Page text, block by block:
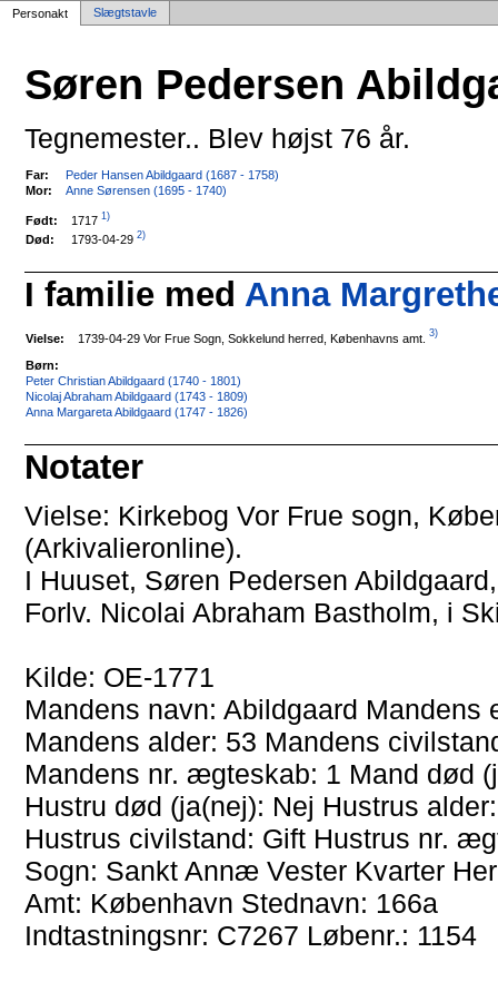
Personakt Slægtstavle
Søren Pedersen
Tegnemester.. Blev højst 76 år.
Far:
Peder Hansen Abildgaard (1687 - 1758)
Mor:
Anne Sørensen (1695 - 1740)
Født: 1717 1)
Død: 1793-04-29 2)
I familie med Anna
Vielse: 1739-04-29 Vor Frue Sogn, Sokkelund herred, Københavns amt. 3)
Børn:
Peter Christian Abildgaard (1740 - 1801)
Nicolaj Abraham Abildgaard (1743 - 1809)
Anna Margareta Abildgaard (1747 - 1826)
Notater
Vielse: Kirkebog Vor Frue sogn,
(Arkivalieronline).
I Huuset, Søren Pedersen
Forlv. Nicolai Abraham Bastholm, i
Kilde: OE-1771
Mandens navn: Abildgaard Mandens
Mandens alder: 53 Mandens
Mandens nr. ægteskab: 1 Mand død
Hustru død (ja(nej): Nej Hustrus
Hustrus civilstand: Gift Hustrus nr.
Sogn: Sankt Annæ Vester Kvarter
Amt: København Stednavn: 166a
Indtastningsnr: C7267 Løbenr.: 1154